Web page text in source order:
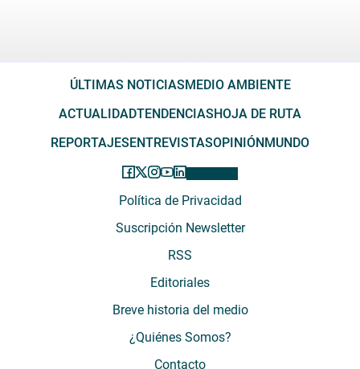
ÚLTIMAS NOTICIASMEDIO AMBIENTE
ACTUALIDADTENDENCIASHOJA DE RUTA
REPORTAJESENTREVISTASOPINIÓNMUNDO
Política de Privacidad
Suscripción Newsletter
RSS
Editoriales
Breve historia del medio
¿Quiénes Somos?
Contacto